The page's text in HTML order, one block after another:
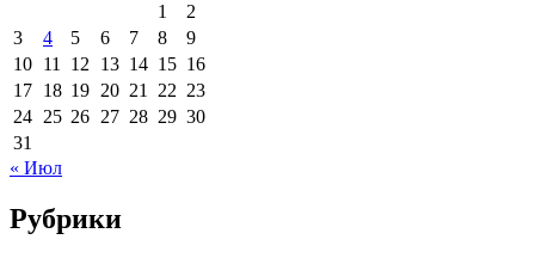
1
2
3
4 5 6 7 8
9
10 11 12 13 14 15 16
17 18 19 20 21 22 23
24 25 26 27 28 29 30
31
« Июл
Рубрики